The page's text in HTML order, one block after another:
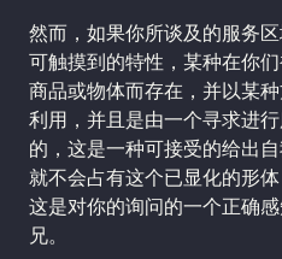
然而，如果你所谈及的服务
可触摸到的特性，某种在你
商品或物体而存在，并以某
利用，并且是由一个寻求进
的，这是一种可接受的给出
就不会占有这个已显化的形
这是对你的询问的一个正确
兄。